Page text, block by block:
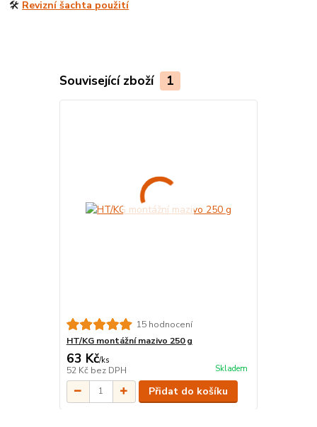
🛠️ Revizní šachta použití
Související zboží 1
15 hodnocení
HT/KG montážní mazivo 250 g
63 Kč/ks
52 Kč bez DPH Skladem
Přidat do košíku